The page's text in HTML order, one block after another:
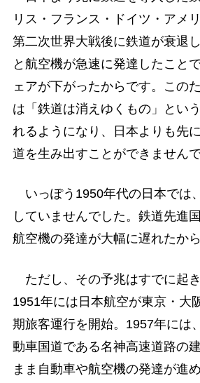
リス・フランス・ドイツ・アメ
第二次世界大戦後に鉄道が衰退
と航空機が急速に発達したこと
ェアが下がったからです。この
は「鉄道は消えゆくもの」とい
れるようになり、日本よりも先
道を生み出すことができませんで
いっぽう1950年代の日本では
していませんでした。鉄道先進
航空機の発達が大幅に遅れたから
ただし、その予兆はすでに起き
1951年には日本航空が東京・大
期旅客運行を開始。1957年には
動車国道である名神高速道路の
まま自動車や航空機の発達が進